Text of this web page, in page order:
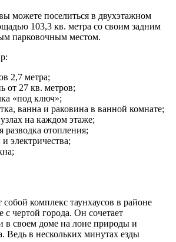
можете поселиться в двухэтажном
103,3 кв. метра со своим задним
парковочным местом.
2,7 метра;
от 27 кв. метров;
«под ключ»;
ванна и раковина в ванной комнате;
на каждом этаже;
разводка отопления;
электричества;
собой комплекс таунхаусов в районе
чертой города. Он сочетает
в своем доме на лоне природы и
Ведь в нескольких минутах езды